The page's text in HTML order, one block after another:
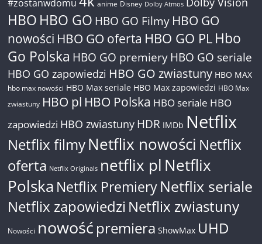
#zostanwdomu anime Disney Dolby Atmos
HBO HBO GO HBO GO Filmy HBO GO
nowości HBO GO oferta HBO GO PL Hbo
Go Polska HBO GO premiery HBO GO seriale
HBO GO zapowiedzi HBO GO zwiastuny HBO MAX
hbo max nowości HBO Max seriale HBO Max zapowiedzi HBO Max
zwiastuny HBO pl HBO Polska HBO seriale HBO
zapowiedzi HBO zwiastuny HDR IMDb Netflix
Netflix filmyNetflix nowości Netflix
oferta Netflix Originals netflix pl Netflix
Polska Netflix PremieryNetflix seriale
Netflix zapowiedzi Netflix zwiastuny
Nowości nowość premiera ShowMax UHD